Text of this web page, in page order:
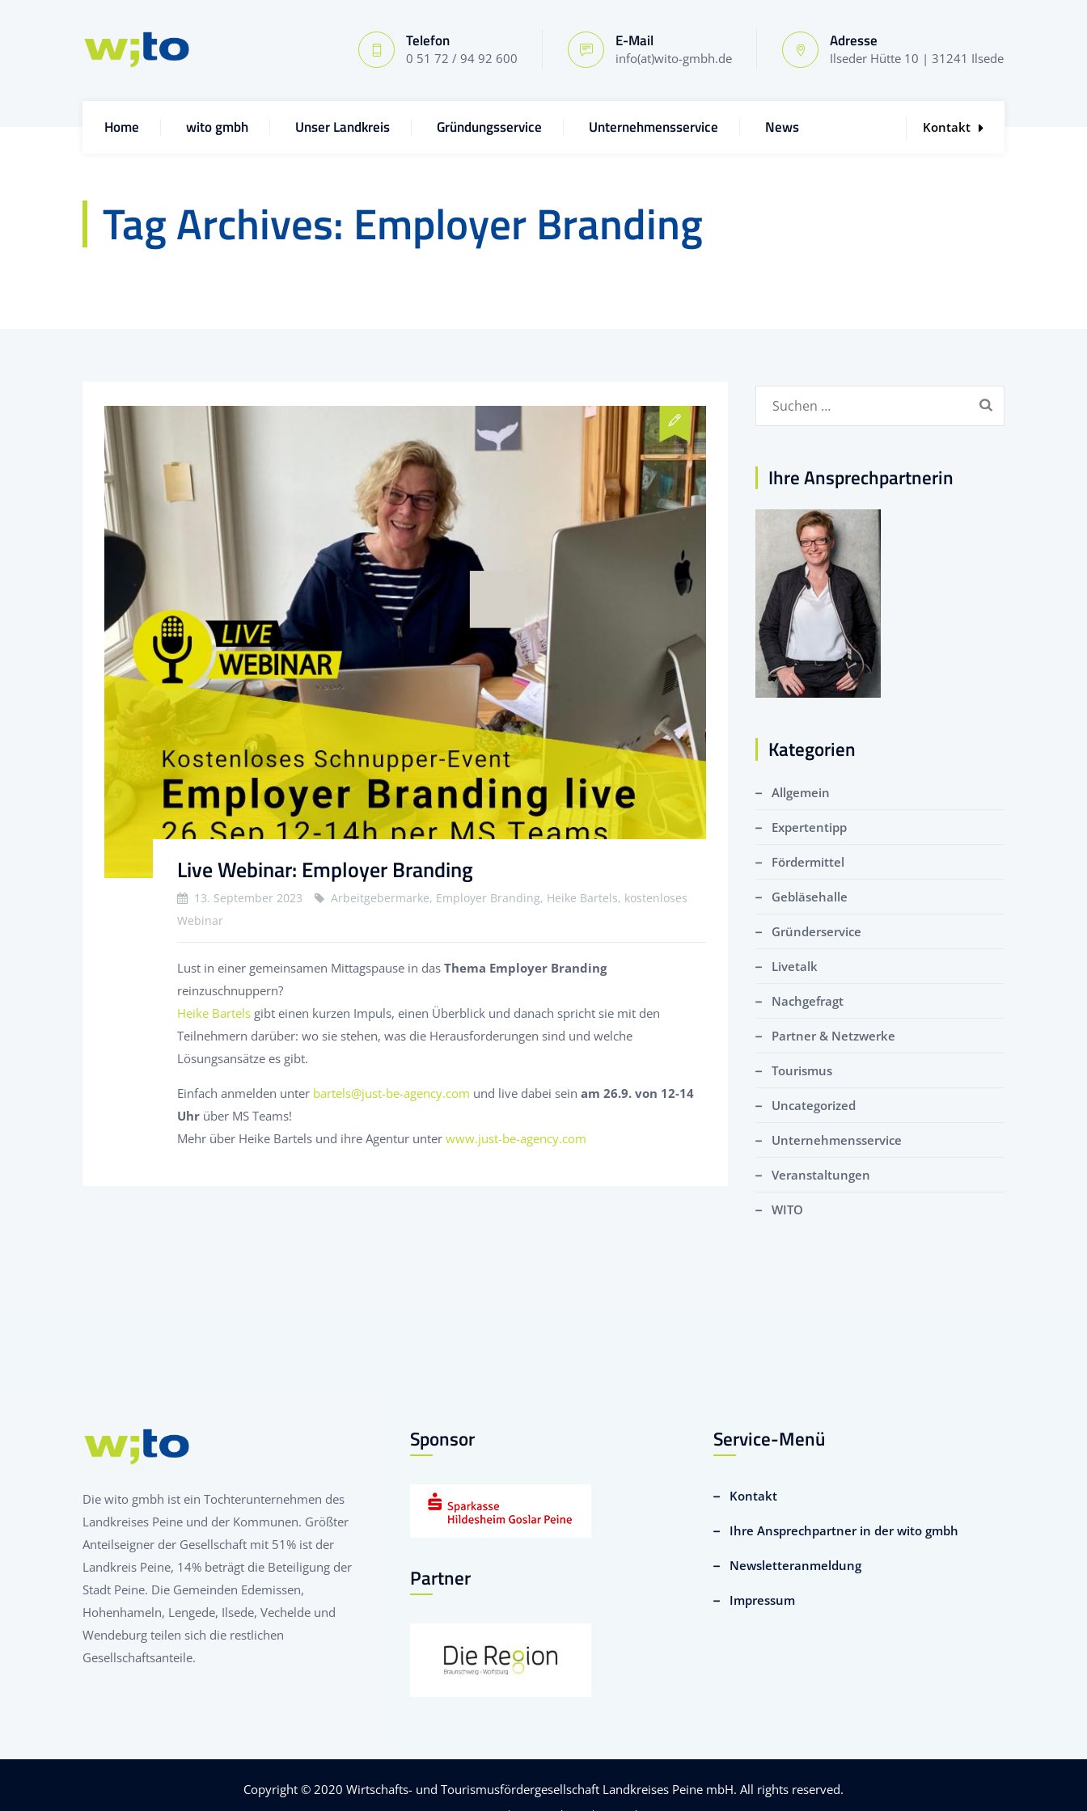
Telefon
0 51 72 / 94 92 600
E-Mail
info(at)wito-gmbh.de
Adresse
Ilseder Hütte 10 | 31241 Ilsede
Home wito gmbh Unser Landkreis Gründungsservice Unternehmensservice News Kontakt
Tag Archives: Employer Branding
Live Webinar: Employer Branding
13. September 2023
Arbeitgebermarke, Employer Branding, Heike Bartels, kostenloses
Webinar
Lust in einer gemeinsamen Mittagspause in das Thema Employer Branding
reinzuschnuppern?
Heike Bartels gibt einen kurzen Impuls, einen Überblick und danach spricht sie mit den
Teilnehmern darüber: wo sie stehen, was die Herausforderungen sind und welche
Lösungsansätze es gibt.
Einfach anmelden unter bartels@just-be-agency.com und live dabei sein am 26.9. von 12-14
Uhr über MS Teams!
Mehr über Heike Bartels und ihre Agentur unter www.just-be-agency.com
Suchen
Ihre Ansprechpartnerin
Kategorien
Allgemein
Expertentipp
Fördermittel
Gebläsehalle
Gründerservice
Livetalk
Nachgefragt
Partner & Netzwerke
Tourismus
Uncategorized
Unternehmensservice
Veranstaltungen
WITO
Die wito gmbh ist ein Tochterunternehmen des
Landkreises Peine und der Kommunen. Größter
Anteilseigner der Gesellschaft mit 51% ist der
Landkreis Peine, 14% beträgt die Beteiligung der
Stadt Peine. Die Gemeinden Edemissen,
Hohenhameln, Lengede, Ilsede, Vechelde und
Wendeburg teilen sich die restlichen
Gesellschaftsanteile.
Sponsor
Partner
Service-Menü
Kontakt
Ihre Ansprechpartner in der wito gmbh
Newsletteranmeldung
Impressum
Copyright © 2020 Wirtschafts- und Tourismusfördergesellschaft Landkreises Peine mbH. All rights reserved.